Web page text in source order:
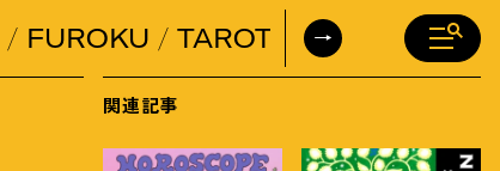
FUROKU TAROT DAILY
関連記事